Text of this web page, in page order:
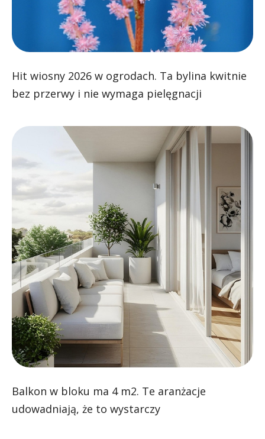
Hit wiosny 2026 w ogrodach. Ta bylina kwitnie
bez przerwy i nie wymaga pielęgnacji
Balkon w bloku ma 4 m2. Te aranżacje
udowadniają, że to wystarczy